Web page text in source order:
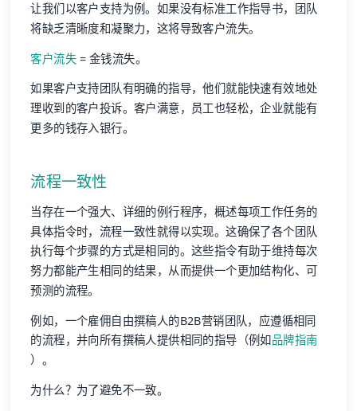
让我们以客户支持为例。如果没有标准工作指导书，团队
将缺乏清晰度和凝聚力，这将导致客户流失。
客户流失 = 金钱流失。
如果客户支持团队有明确的指导，他们就能快速有效地处
理收到的客户投诉。客户满意，员工也轻松，企业就能有
更多的钱存入银行。
流程一致性
当存在一个强大、详细的例行程序，概述每项工作任务的
具体指令时，流程一致性就得以实现。这确保了各个团队
执行每个步骤的方式是相同的。这些指令有助于维持每次
努力都能产生相同的结果，从而提供一个更加结构化、可
预测的流程。
例如，一个雇佣自由撰稿人的B2B营销团队，应遵循相同
的流程，并向所有撰稿人提供相同的指导（例如品牌指南
）。
为什么？为了避免不一致。